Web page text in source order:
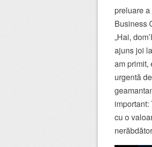
preluare
Business
„Hai,
ajuns joi
am primit,
urgentă
important:
cu o